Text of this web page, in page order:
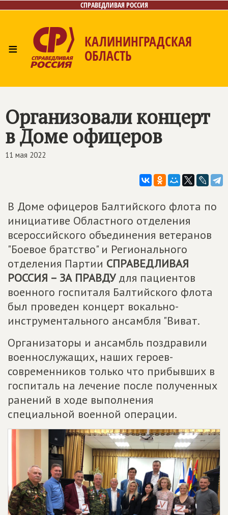
СПРАВЕДЛИВАЯ РОССИЯ
≡ КАЛИНИНГРАДСКАЯ
ОБЛАСТЬ
Организовали концерт
в Доме офицеров
11 мая 2022
В Доме офицеров Балтийского флота по
инициативе Областного отделения
всероссийского объединения ветеранов
"Боевое братство" и Регионального
отделения Партии СПРАВЕДЛИВАЯ
РОССИЯ – ЗА ПРАВДУдля пациентов
военного госпиталя Балтийского флота
был проведен концерт вокально-
инструментального ансамбля "Виват.
Организаторы и ансамбль поздравили
военнослужащих, наших героев-
современников только что прибывших в
госпиталь на лечение после полученных
ранений в ходе выполнения
специальной военной операции.